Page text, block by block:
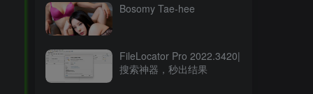
Bosomy Tae-hee
FileLocator Pro 2022.3420|
搜索神器，秒出结果